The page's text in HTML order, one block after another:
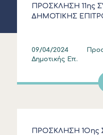
ΠΡΟΣΚΛΗΣΗ 11ης
ΔΗΜΟΤΙΚΗΣ
09/04/2024
Δημοτικής Επ.
ΠΡΟΣΚΛΗΣΗ 1Οης